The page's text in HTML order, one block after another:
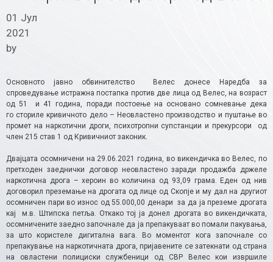
01 Јул
2021
by
Основното јавно обвинителство Велес донесе Наредба за
спроведување истражна постапка против две лица од Велес, на возраст
од 51 и 41 година, поради постоење на основано сомневање дека
го сториле кривичното дело – Неовластено производство и пуштање во
промет на наркотични дроги, психотропни супстанции и прекурсори од
член 215 став 1 од Кривичниот законик.
Двајцата осомничени на 29.06.2021 година, во викендичка во Велес, по
претходен заеднички договор неовластено заради продажба држеле
наркотична дрога – хероин во количина од 93,09 грама. Еден од нив
договорил преземање на дрогата од лице од Скопје и му дал на другиот
осомничен пари во износ од 55.000,00 денари за да ја преземе дрогата
кај м.в. Штипска петља. Откако тој ја донел дрогата во викендичката,
осомничените заедно започнале да ја препакуваат во помали пакувања,
за што користеле дигитална вага. Во моментот кога започнале со
препакување на наркотичната дрога, пријавените се затекнати од страна
на овластени полициски службеници од СВР Велес кои извршиле